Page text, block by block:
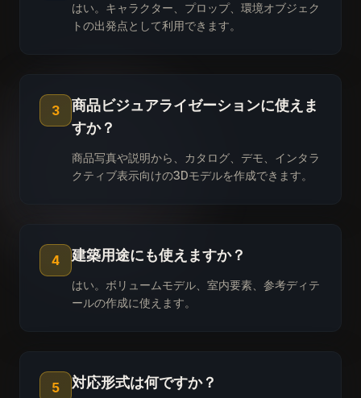
はい。キャラクター、プロップ、環境オブジェク
トの出発点として利用できます。
3
商品ビジュアライゼーションに使えま
すか？
商品写真や説明から、カタログ、デモ、インタラ
クティブ表示向けの3Dモデルを作成できます。
4 建築用途にも使えますか？
はい。ボリュームモデル、室内要素、参考ディテ
ールの作成に使えます。
5 対応形式は何ですか？